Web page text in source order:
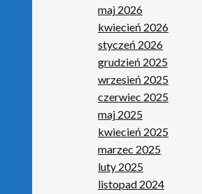
maj 2026
kwiecień 2026
styczeń 2026
grudzień 2025
wrzesień 2025
czerwiec 2025
maj 2025
kwiecień 2025
marzec 2025
luty 2025
listopad 2024